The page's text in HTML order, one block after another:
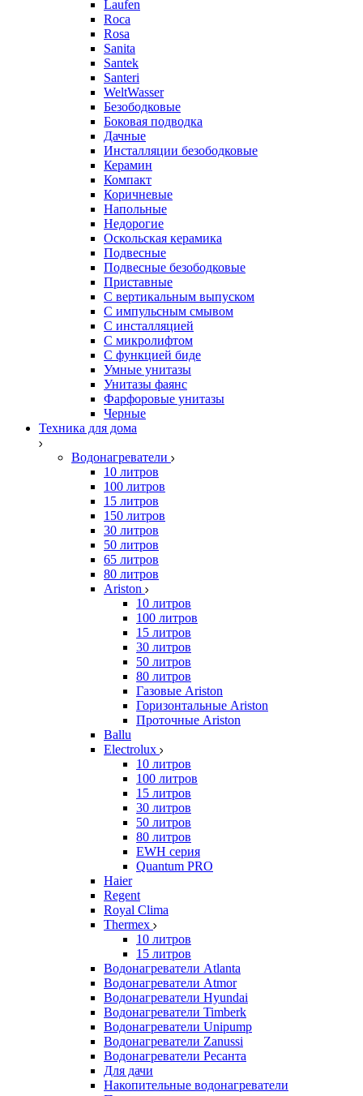
Laufen
Roca
Rosa
Sanita
Santek
Santeri
WeltWasser
Безободковые
Боковая подводка
Дачные
Инсталляции безободковые
Керамин
Компакт
Коричневые
Напольные
Недорогие
Оскольская керамика
Подвесные
Подвесные безободковые
Приставные
С вертикальным выпуском
С импульсным смывом
С инсталляцией
С микролифтом
С функцией биде
Умные унитазы
Унитазы фаянс
Фарфоровые унитазы
Черные
Техника для дома
Водонагреватели
10 литров
100 литров
15 литров
150 литров
30 литров
50 литров
65 литров
80 литров
Ariston
10 литров
100 литров
15 литров
30 литров
50 литров
80 литров
Газовые Ariston
Горизонтальные Ariston
Проточные Ariston
Ballu
Electrolux
10 литров
100 литров
15 литров
30 литров
50 литров
80 литров
EWH серия
Quantum PRO
Haier
Regent
Royal Clima
Thermex
10 литров
15 литров
Водонагреватели Atlanta
Водонагреватели Atmor
Водонагреватели Hyundai
Водонагреватели Timberk
Водонагреватели Unipump
Водонагреватели Zanussi
Водонагреватели Ресанта
Для дачи
Накопительные водонагреватели